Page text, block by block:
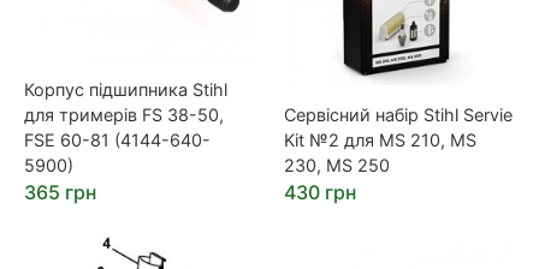
Корпус підшипника Stihl
для тримерів FS 38-50,
FSE 60-81 (4144-640-
5900)
365 грн
Сервісний набір Stihl Servie
Kit №2 для MS 210, MS
230, MS 250
430 грн